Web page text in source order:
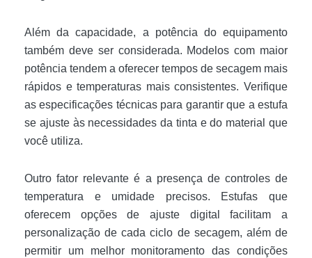
Além da capacidade, a potência do equipamento
também deve ser considerada. Modelos com maior
potência tendem a oferecer tempos de secagem mais
rápidos e temperaturas mais consistentes. Verifique
as especificações técnicas para garantir que a estufa
se ajuste às necessidades da tinta e do material que
você utiliza.
Outro fator relevante é a presença de controles de
temperatura e umidade precisos. Estufas que
oferecem opções de ajuste digital facilitam a
personalização de cada ciclo de secagem, além de
permitir um melhor monitoramento das condições